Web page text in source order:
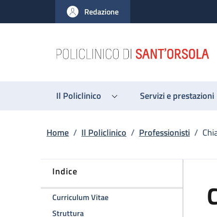
al contenuto principale
to footer content
Redazione
Il Policlinico Servizi e prestazioni
Briciole di pane
Home / Il Policlinico / Professionisti /
Indice
Curriculum Vitaedella pagina Chiara Zanfi
Strutturadella pagina Chiara Zanfi